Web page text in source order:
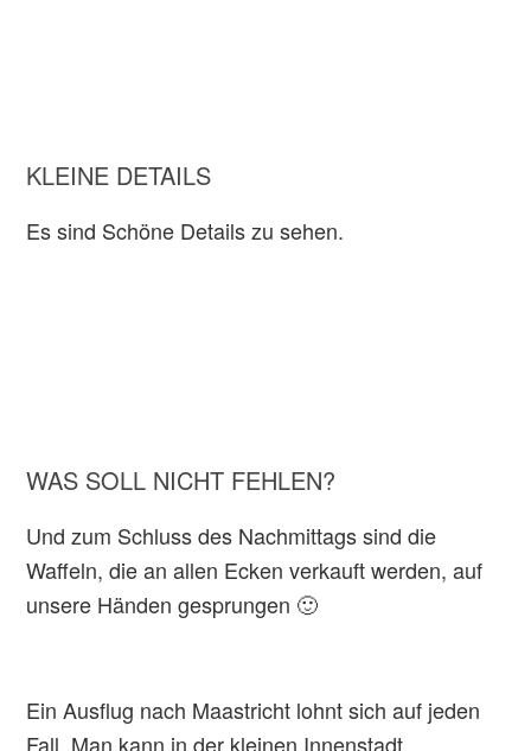
KLEINE DETAILS
Es sind Schöne Details zu sehen.
WAS SOLL NICHT FEHLEN?
Und zum Schluss des Nachmittags sind die
Waffeln, die an allen Ecken verkauft werden, auf
unsere Händen gesprungen 🙂
Ein Ausflug nach Maastricht lohnt sich auf jeden
Fall. Man kann in der kleinen Innenstadt